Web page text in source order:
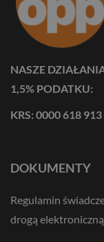
NASZE
1,5% PODATKU:
KRS: 0000 618 913
DOKUMENTY
Regulamin
drogą elektroniczną